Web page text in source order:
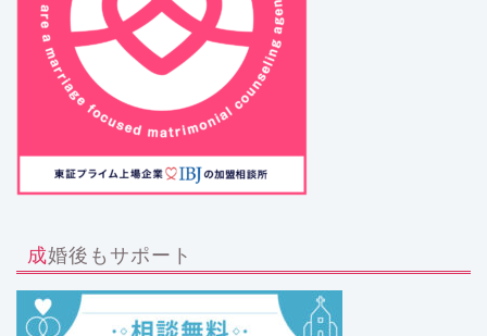
成婚後もサポート